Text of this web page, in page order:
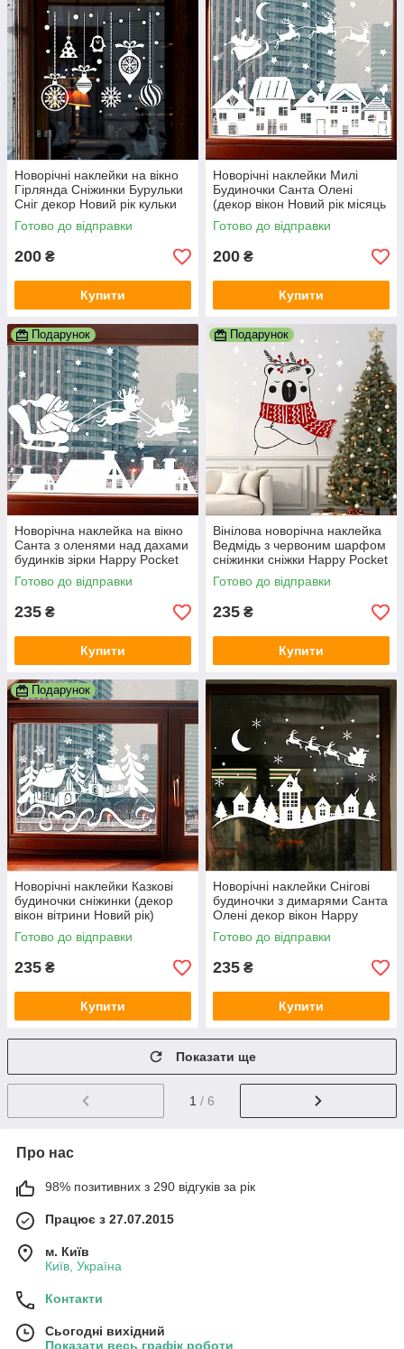
Новорічні наклейки на вікно
Гірлянда Сніжинки Бурульки
Сніг декор Новий рік кульки
на ниточках глянець Білий
Готово до відправки
200 ₴
Купити
Новорічні наклейки Милі
Будиночки Санта Олені
(декор вікон Новий рік місяць
зірки) Набір S 47см матова
Білий
Готово до відправки
200 ₴
Купити
Подарунок
Новорічна наклейка на вікно
Санта з оленями над дахами
будинків зірки Happy Pocket
Набір S 48см Білий матова
Готово до відправки
235 ₴
Купити
Подарунок
Вінілова новорічна наклейка
Ведмідь з червоним шарфом
сніжинки сніжки Happy Pocket
Чорний матова Набір S
Готово до відправки
235 ₴
Купити
Подарунок
Новорічні наклейки Казкові
будиночки сніжинки (декор
вікон вітрини Новий рік)
самоклейка 48х31см білий
матовий
Готово до відправки
235 ₴
Купити
Новорічні наклейки Снігові
будиночки з димарями Санта
Олені декор вікон Happy
Pocket Набір S матова Білий
Готово до відправки
235 ₴
Купити
Показати ще
1 / 6
Про нас
98% позитивних з 290 відгуків за рік
Працює з 27.07.2015
м. Київ
Київ, Україна
Контакти
Сьогодні вихідний
Показати весь графік роботи